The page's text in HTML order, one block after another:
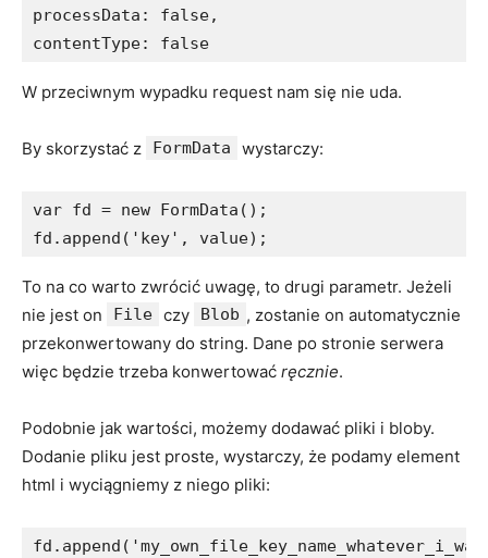
processData: false,
contentType: false
W przeciwnym wypadku request nam się nie uda.
By skorzystać z FormData wystarczy:
var fd = new FormData();
fd.append('key', value);
To na co warto zwrócić uwagę, to drugi parametr. Jeżeli
nie jest on
File czy Blob , zostanie on automatycznie
przekonwertowany do string. Dane po stronie serwera
więc będzie trzeba konwertować ręcznie.
Podobnie jak wartości, możemy dodawać pliki i bloby.
Dodanie pliku jest proste, wystarczy, że podamy element
html i wyciągniemy z niego pliki: